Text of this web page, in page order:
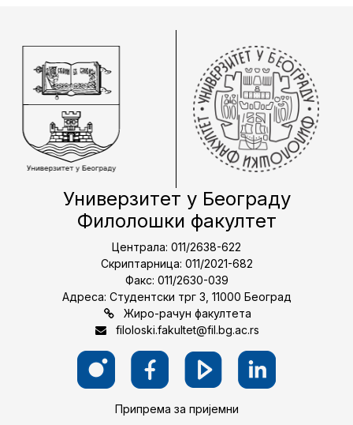
Универзитет у Београду
Филолошки факултет
Централа: 011/2638-622
Скриптарница: 011/2021-682
Факс: 011/2630-039
Адреса: Студентски трг 3, 11000 Београд
Жиро-рачун факултета
filoloski.fakultet@fil.bg.ac.rs
Припрема за пријемни